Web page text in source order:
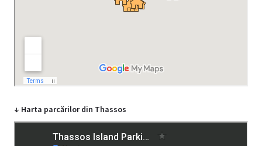
↓ Harta parcărilor din Thassos